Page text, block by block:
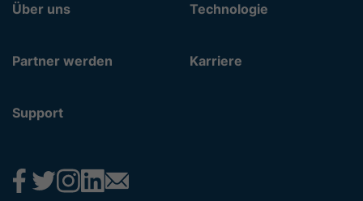
Über uns Technologie
Partner werden Karriere
Support